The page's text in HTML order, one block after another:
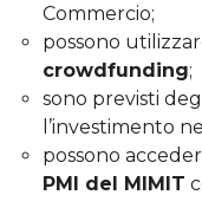
Commercio;
possono
crowdfunding;
sono previsti
l’investimento
possono
PMI del MIMIT